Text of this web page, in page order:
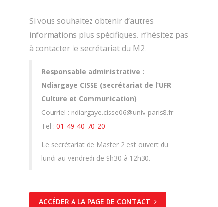
Si vous souhaitez obtenir d’autres
informations plus spécifiques, n’hésitez pas
à contacter le secrétariat du M2.
Responsable administrative :
Ndiargaye CISSE (secrétariat de l’UFR
Culture et Communication)
Courriel : ndiargaye.cisse06@univ-paris8.fr
Tel : 01-49-40-70-20
Le secrétariat de Master 2 est ouvert du
lundi au vendredi de 9h30 à 12h30.
ACCÉDER A LA PAGE DE CONTACT